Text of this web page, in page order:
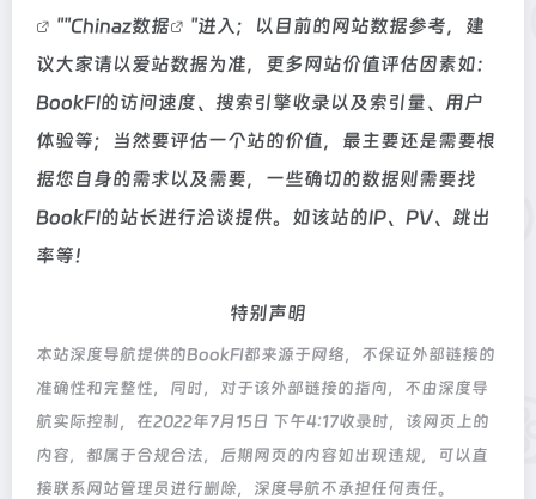
""Chinaz数据
"进入；以目前的网站数据参考，建
议大家请以爱站数据为准，更多网站价值评估因素如：
BookFI的访问速度、搜索引擎收录以及索引量、用户
体验等；当然要评估一个站的价值，最主要还是需要根
据您自身的需求以及需要，一些确切的数据则需要找
BookFI的站长进行洽谈提供。如该站的IP、PV、跳出
率等！
特别声明
本站深度导航提供的BookFI都来源于网络，不保证外部链接的
准确性和完整性，同时，对于该外部链接的指向，不由深度导
航实际控制，在2022年7月15日 下午4:17收录时，该网页上的
内容，都属于合规合法，后期网页的内容如出现违规，可以直
接联系网站管理员进行删除，深度导航不承担任何责任。